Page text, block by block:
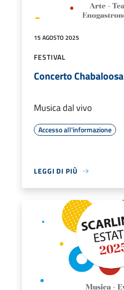
15 AGOSTO 2025
FESTIVAL
Concerto Chabaloosa
Musica dal vivo
Accesso all'informazione
LEGGI DI PIÙ